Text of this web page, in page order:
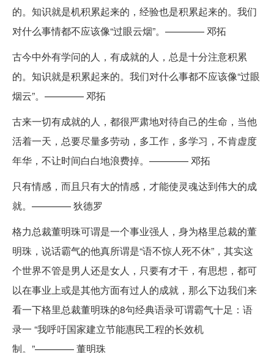
的。知识就是机积累起来的，经验也是积累起来的。我们
对什么事情都不应该像“过眼云烟”。———— 邓拓
古今中外有学问的人，有成就的人，总是十分注意积累
的。知识就是积累起来的。我们对什么事都不应该像“过眼
烟云”。———— 邓拓
古来一切有成就的人，都很严肃地对待自己的生命，当他
活着一天，总要尽量多劳动，多工作，多学习，不肯虚度
年华，不让时间白白地浪费掉。———— 邓拓
只有情感，而且只有大的情感，才能使灵魂达到伟大的成
就。———— 狄德罗
格力总裁董明珠可谓是一个事业强人，身为格里总裁的董
明珠，说话霸气的他真所谓是“语不惊人死不休”，其实这
个世界不管是男人还是女人，只要有才干，有思想，都可
以在事业上或是其他方面有过人的成就，那么下边我们来
看一下格里总裁董明珠的8句经典语录可谓霸气十足：语
录一 “我呼吁国家建立节能惠民工程的长效机
制。”———— 董明珠